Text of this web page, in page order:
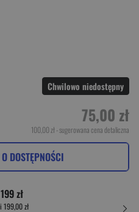
Chwilowo niedostępny
75,00 zł
100,00 zł- sugerowana cena detaliczna
DOSTĘPNOŚCI
zł
199,00 zł